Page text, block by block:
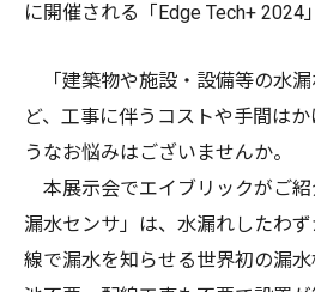
に開催される「Edge Tech+ 2024
「建築物や施設・設備等の水
ど、工事に伴うコストや手間は
うなお悩みはございませんか。
本展示会でエイブリックがご
漏水センサ」は、水漏れしたわ
線で漏水を知らせる世界初の漏